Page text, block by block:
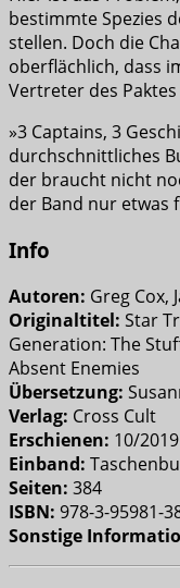
bestimmte Spezies
stellen. Doch die
oberflächlich, dass
Vertreter des
»3 Captains, 3
durchschnittliches
der braucht nicht
der Band nur etwas
Info
Autoren: Greg Cox,
Originaltitel: Star
Generation: The
Absent Enemies
Übersetzung:
Verlag: Cross Cult
Erschienen: 10/2019
Einband:
Seiten: 384
ISBN: 978-3-95981-
Sonstige